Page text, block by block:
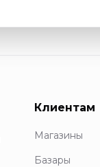
Клиентам
Магазины
Базары